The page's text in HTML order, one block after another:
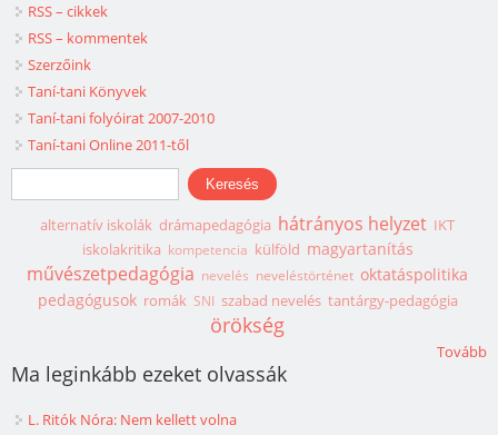
RSS – cikkek
RSS – kommentek
Szerzőink
Taní-tani Könyvek
Taní-tani folyóirat 2007-2010
Taní-tani Online 2011-től
Keresés űrlap
Keresés
alternatív iskolák drámapedagógia hátrányos helyzet IKT
iskolakritika kompetencia külföld magyartanítás
művészetpedagógia nevelés neveléstörténet oktatáspolitika
pedagógusok romák SNI szabad nevelés tantárgy-pedagógia
örökség
Tovább
Ma leginkább ezeket olvassák
L. Ritók Nóra: Nem kellett volna